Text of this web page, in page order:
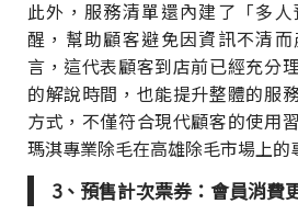
此外，服務清單還內建了「多
醒，幫助顧客避免因資訊不清
言，這代表顧客到店前已經充分
的解說時間，也能提升整體的服
方式，不僅符合現代顧客的使用
瑪淇專業除毛在高雄除毛市場上的
3、預售計次票券：會員消費